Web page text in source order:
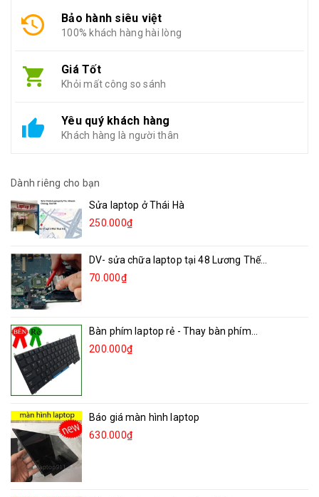
Bảo hành siêu việt
100% khách hàng hài lòng
Giá Tốt
Khỏi mất công so sánh
Yêu quý khách hàng
Khách hàng là người thân
Dành riêng cho bạn
Sửa laptop ở Thái Hà
250.000₫
DV- sửa chữa laptop tại 48 Lương Thế...
70.000₫
Bàn phím laptop rẻ - Thay bàn phím...
200.000₫
Báo giá màn hình laptop
630.000₫